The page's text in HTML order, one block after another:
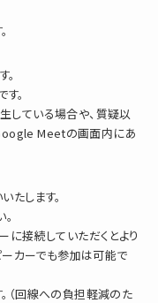
。
ている場合や、質疑以
Meetの画面内にあ
たします。
に接続していただくとより
ーカーでも参加は可能で
（回線への負担軽減のた